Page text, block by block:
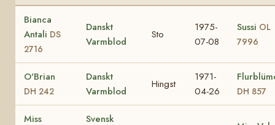
Bianca
Antali DS
2716
Danskt
Varmblod
Sto
1975-
07-08
Sussi OL
7996
O'Brian
DH 242
Danskt
Varmblod
Hingst
1971-
04-26
DH 857
Miss
Svensk